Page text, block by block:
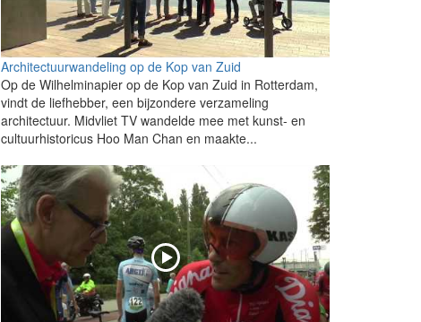
Architectuurwandeling op de Kop van Zuid
Op de Wilhelminapier op de Kop van Zuid in Rotterdam,
vindt de liefhebber, een bijzondere verzameling
architectuur. Midvliet TV wandelde mee met kunst- en
cultuurhistoricus Hoo Man Chan en maakte...